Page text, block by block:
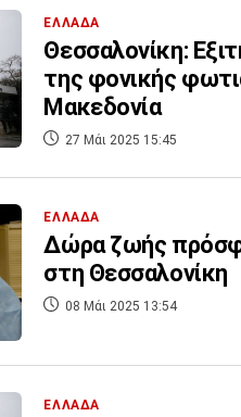
ΕΛΛΑΔΑ
Θεσσαλονίκη:
της φονικής
Μακεδονία
27 Μάι 2025 15:45
ΕΛΛΑΔΑ
Δώρα ζωής
στη Θεσσαλονίκη
08 Μάι 2025 13:54
ΕΛΛΑΔΑ